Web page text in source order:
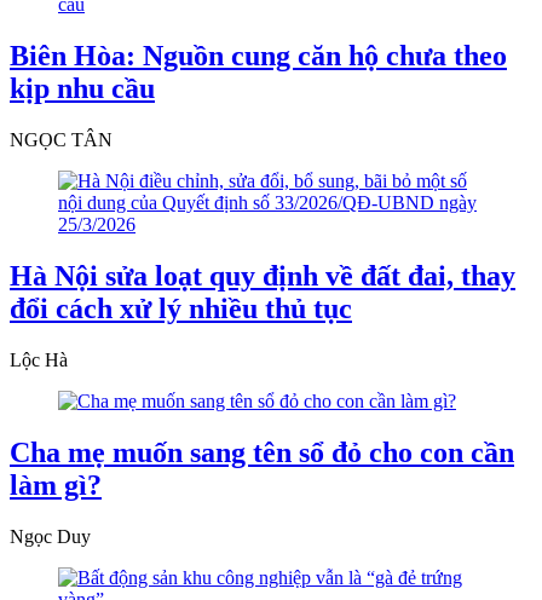
Biên Hòa: Nguồn cung căn hộ chưa theo
kịp nhu cầu
NGỌC TÂN
Hà Nội sửa loạt quy định về đất đai, thay
đổi cách xử lý nhiều thủ tục
Lộc Hà
Cha mẹ muốn sang tên sổ đỏ cho con cần
làm gì?
Ngọc Duy